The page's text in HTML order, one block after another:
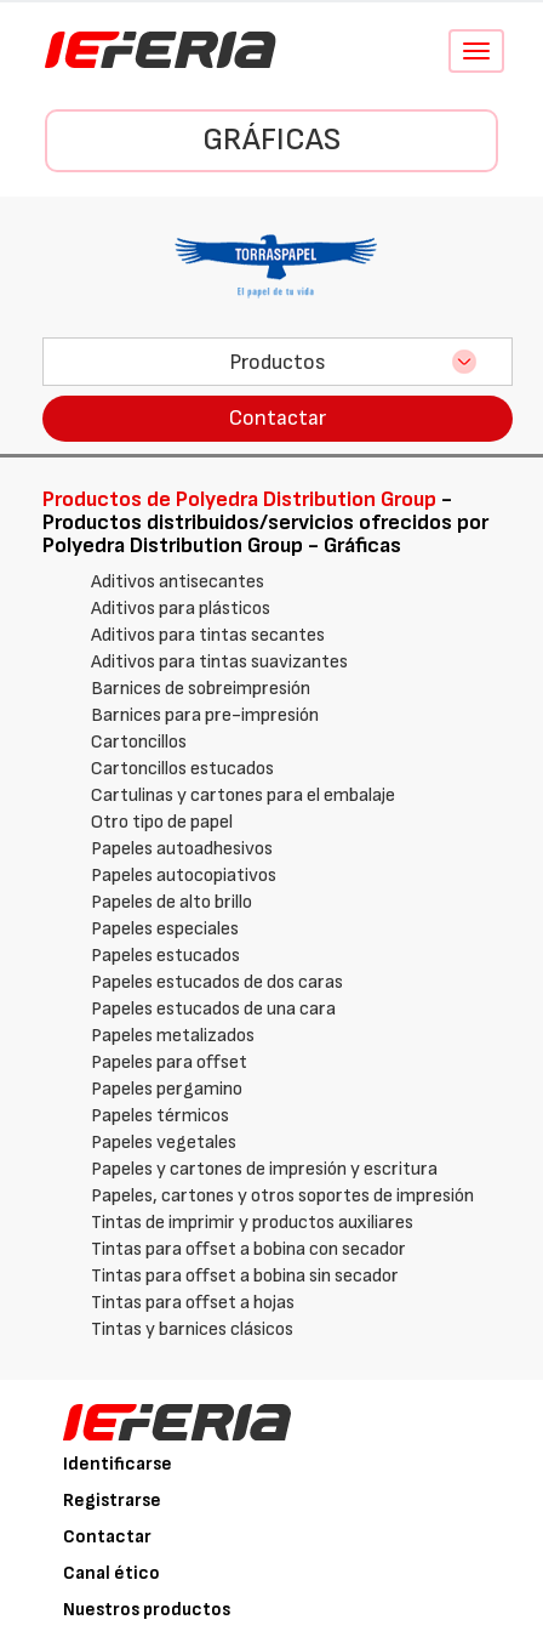
Conmutar
GRÁFICAS
Productos
Contactar
Productos de Polyedra Distribution Group -
Productos distribuidos/servicios ofrecidos por
Polyedra Distribution Group - Gráficas
Aditivos antisecantes
Aditivos para plásticos
Aditivos para tintas secantes
Aditivos para tintas suavizantes
Barnices de sobreimpresión
Barnices para pre-impresión
Cartoncillos
Cartoncillos estucados
Cartulinas y cartones para el embalaje
Otro tipo de papel
Papeles autoadhesivos
Papeles autocopiativos
Papeles de alto brillo
Papeles especiales
Papeles estucados
Papeles estucados de dos caras
Papeles estucados de una cara
Papeles metalizados
Papeles para offset
Papeles pergamino
Papeles térmicos
Papeles vegetales
Papeles y cartones de impresión y escritura
Papeles, cartones y otros soportes de impresión
Tintas de imprimir y productos auxiliares
Tintas para offset a bobina con secador
Tintas para offset a bobina sin secador
Tintas para offset a hojas
Tintas y barnices clásicos
Identificarse
Registrarse
Contactar
Canal ético
Nuestros productos